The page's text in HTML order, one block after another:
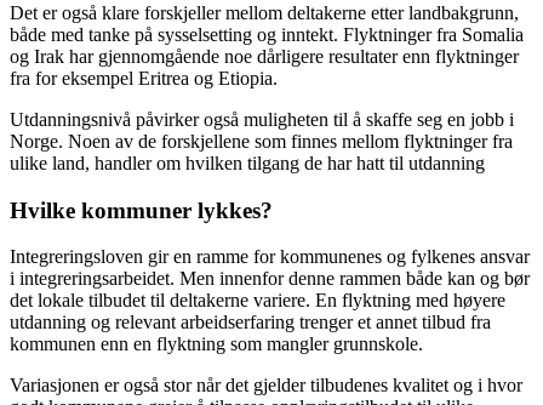
Det er også klare forskjeller mellom deltakerne etter landbakgrunn,
både med tanke på sysselsetting og inntekt. Flyktninger fra Somalia
og Irak har gjennomgående noe dårligere resultater enn flyktninger
fra for eksempel Eritrea og Etiopia.
Utdanningsnivå påvirker også muligheten til å skaffe seg en jobb i
Norge. Noen av de forskjellene som finnes mellom flyktninger fra
ulike land, handler om hvilken tilgang de har hatt til utdanning
Hvilke kommuner lykkes?
Integreringsloven gir en ramme for kommunenes og fylkenes ansvar
i integreringsarbeidet. Men innenfor denne rammen både kan og bør
det lokale tilbudet til deltakerne variere. En flyktning med høyere
utdanning og relevant arbeidserfaring trenger et annet tilbud fra
kommunen enn en flyktning som mangler grunnskole.
Variasjonen er også stor når det gjelder tilbudenes kvalitet og i hvor